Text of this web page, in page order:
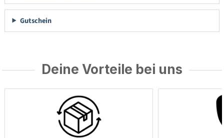
Gutschein
Deine Vorteile bei uns